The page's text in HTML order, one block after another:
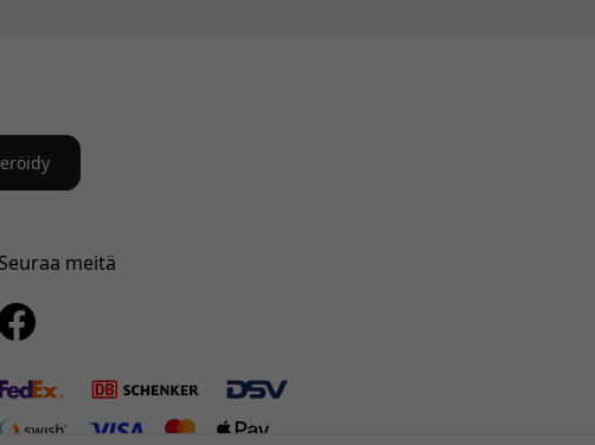
Seuraa meitä